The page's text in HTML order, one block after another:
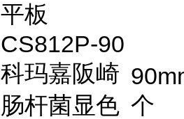
平板
CS812P-90
科玛嘉阪崎
肠杆菌显色 个